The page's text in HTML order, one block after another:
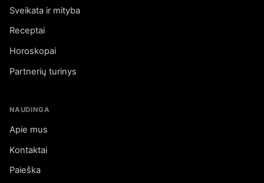
Sveikata ir mityba
Receptai
Horoskopai
Partnerių turinys
NAUDINGA
Apie mus
Kontaktai
Paieška